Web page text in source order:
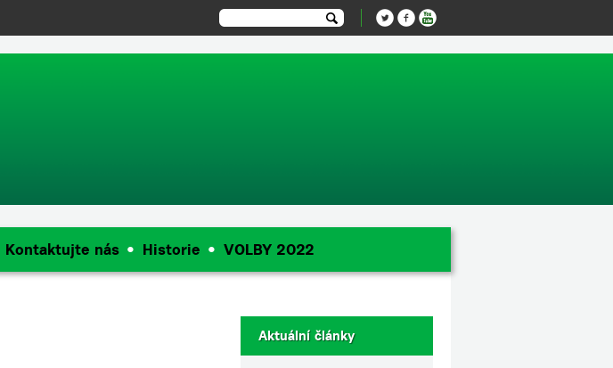
gtag('config', 'UA-144909968-1');
Kontaktujte nás Historie VOLBY 2022
Aktuální články